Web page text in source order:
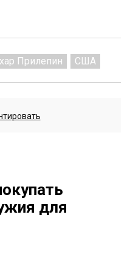
Прилепин США
для